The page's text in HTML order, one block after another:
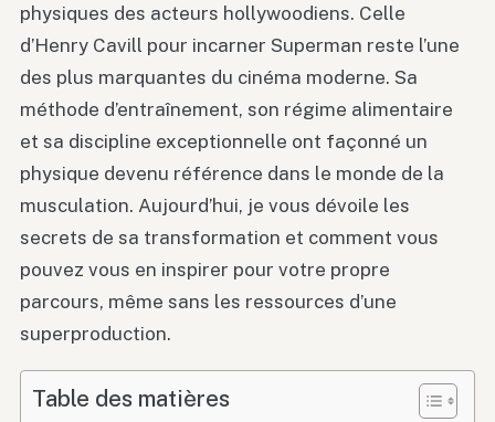
physiques des acteurs hollywoodiens. Celle
d’Henry Cavill pour incarner Superman reste l’une
des plus marquantes du cinéma moderne. Sa
méthode d’entraînement, son régime alimentaire
et sa discipline exceptionnelle ont façonné un
physique devenu référence dans le monde de la
musculation. Aujourd’hui, je vous dévoile les
secrets de sa transformation et comment vous
pouvez vous en inspirer pour votre propre
parcours, même sans les ressources d’une
superproduction.
Table des matières